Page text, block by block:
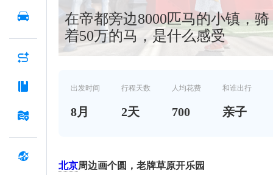
在帝都旁边8000匹马的小镇，骑
着50万的马，是什么感受
出发时间
8月
行程天数
2天
人均花费
700
和谁出行
亲子
北京周边画个圆，老牌草原开乐园